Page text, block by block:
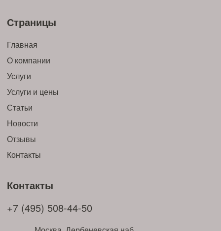
Страницы
Главная
О компании
Услуги
Услуги и цены
Статьи
Новости
Отзывы
Контакты
Контакты
+7 (495) 508-44-50